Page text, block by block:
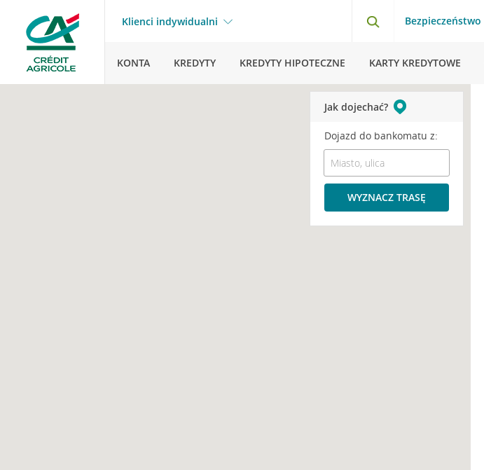
Klienci indywidualni Bezpieczeństwo
KONTA KREDYTY KREDYTY HIPOTECZNE KARTY KREDYTOWE
Jak dojechać?
Dojazd do bankomatu z:
WYZNACZ TRASĘ